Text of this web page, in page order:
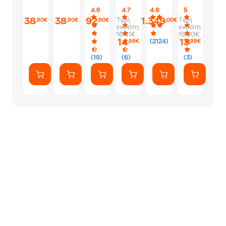
2
Μπλε
38,90€ 38,90€
Intenso
1TB
2.5"
+
USB
64GB
4.6
(19)
92,90€
να
πάνε
να
γ*μηθούνε
ευγενικά
4.7
(6)
Τιμή
εκδότη:
16.61€
14,99€
256GB
-
Silver
4.8
(2124)
1.349,00€
5
(3)
Τιμή
εκδότη:
15.50€
13,99€